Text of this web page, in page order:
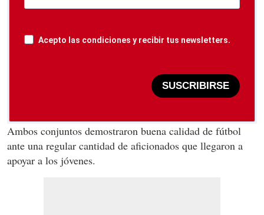
Acepto las condiciones y recibir tus newsletters.
SUSCRIBIRSE
Ambos conjuntos demostraron buena calidad de fútbol
ante una regular cantidad de aficionados que llegaron a
apoyar a los jóvenes.